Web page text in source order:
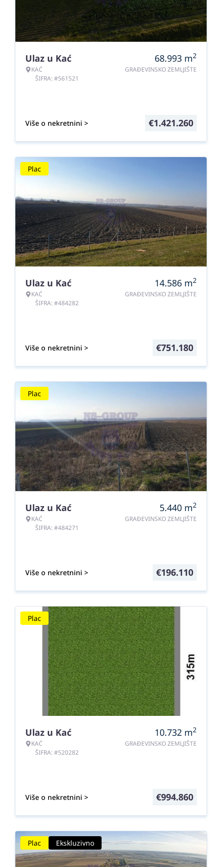
Ulaz u Kać
KAĆ
ŠIFRA: #561521
68.993 m2
GRAĐEVINSKO ZEMLJIŠTE
Više o nekretnini > €1.421.260
Plac
Ulaz u Kać
KAĆ
ŠIFRA: #484282
14.586 m2
GRAĐEVINSKO ZEMLJIŠTE
Više o nekretnini > €751.180
Plac
Ulaz u Kać
KAĆ
ŠIFRA: #484271
5.440 m2
GRAĐEVINSKO ZEMLJIŠTE
Više o nekretnini > €196.110
Plac
Ulaz u Kać
KAĆ
ŠIFRA: #520282
10.732 m2
GRAĐEVINSKO ZEMLJIŠTE
Više o nekretnini > €994.860
Plac Ekskluzivno